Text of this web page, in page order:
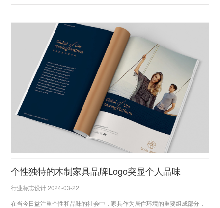
个性独特的木制家具品牌Logo突显个人品味
行业标志设计 2024-03-22
在当今日益注重个性和品味的社会中，家具作为居住环境的重要组成部分，